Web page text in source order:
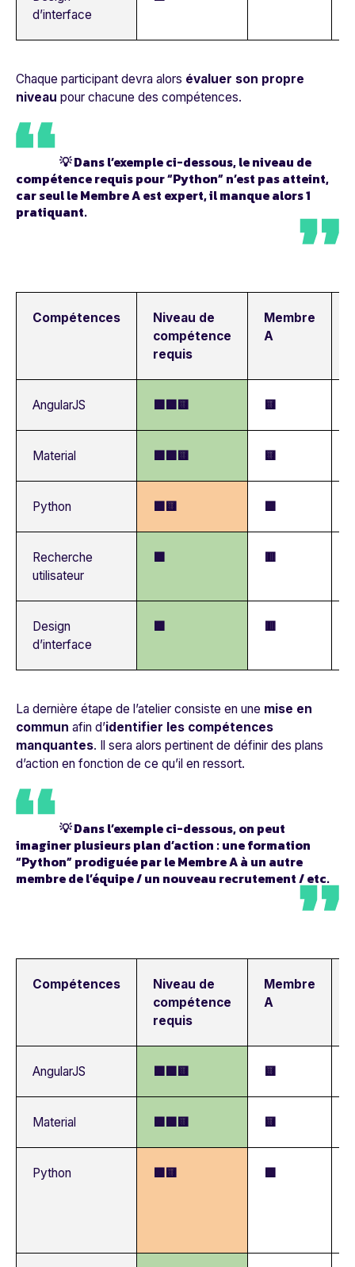
d’interface
Chaque participant devra alors évaluer son propre
niveau pour chacune des compétences.
💡 Dans l’exemple ci-dessous, le niveau de
compétence requis pour “Python” n’est pas atteint,
car seul le Membre A est expert, il manque alors 1
pratiquant.
Compétences
Niveau de
compétence
requis
Membre
A
AngularJS 🟩🟩🟨 🟨
Material 🟩🟩🟨 🟨
Python 🟩🟨
Recherche
utilisateur
🟥
Design
d’interface
🟥
La dernière étape de l’atelier consiste en une mise en
commun afin d’identifier les compétences
manquantes. Il sera alors pertinent de définir des plans
d’action en fonction de ce qu’il en ressort.
💡 Dans l’exemple ci-dessous, on peut
imaginer plusieurs plan d’action : une formation
“Python” prodiguée par le Membre A à un autre
membre de l’équipe / un nouveau recrutement / etc.
Compétences
Niveau de
compétence
requis
Membre
A
AngularJS 🟩🟩🟨 🟨
Material 🟩🟩🟨 🟨
Python 🟩🟨